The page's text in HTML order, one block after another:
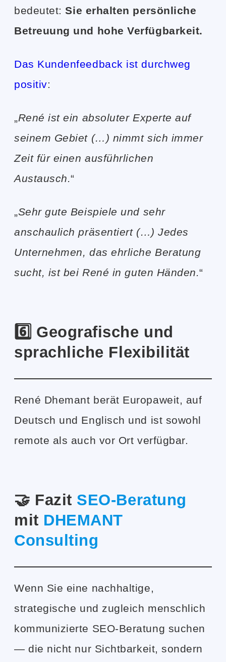
bedeutet:Sie erhalten persönliche
Betreuung und hohe Verfügbarkeit.
Das Kundenfeedback ist durchweg
positiv:
„René ist ein absoluter Experte auf
seinem Gebiet (…) nimmt sich immer
Zeit für einen ausführlichen
Austausch.“
„Sehr gute Beispiele und sehr
anschaulich präsentiert (…) Jedes
Unternehmen, das ehrliche Beratung
sucht, ist bei René in guten Händen.“
6️⃣ Geografische und
sprachliche Flexibilität
René Dhemant berät Europaweit, auf
Deutsch und Englisch und ist sowohl
remote als auch vor Ort verfügbar.
🤝 Fazit SEO-Beratung
mit DHEMANT
Consulting
Wenn Sie eine nachhaltige,
strategische und zugleich menschlich
kommunizierte SEO-Beratung suchen
— die nicht nur Sichtbarkeit, sondern